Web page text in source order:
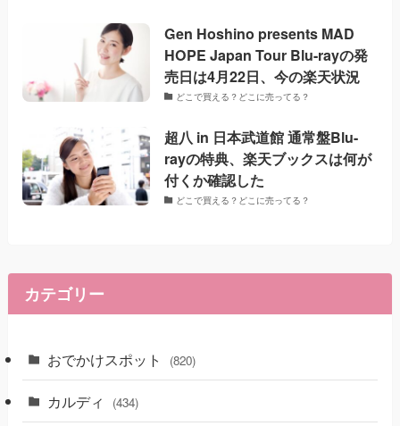
Gen Hoshino presents MAD
HOPE Japan Tour Blu-rayの発
売日は4月22日、今の楽天状況
どこで買える？どこに売ってる？
超八 in 日本武道館 通常盤Blu-
rayの特典、楽天ブックスは何が
付くか確認した
どこで買える？どこに売ってる？
カテゴリー
おでかけスポット (820)
カルディ (434)